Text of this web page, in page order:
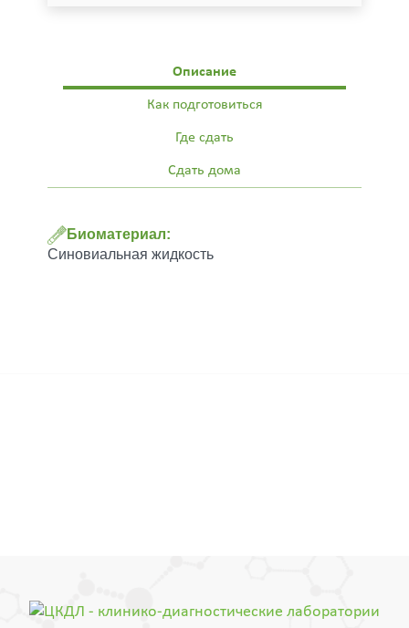
Описание
Как подготовиться
Где сдать
Сдать дома
Биоматериал:
Синовиальная жидкость